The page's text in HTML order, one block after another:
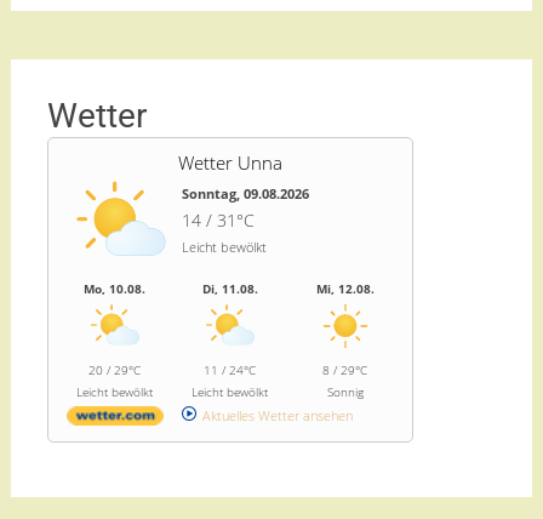
Wetter
Wetter Unna
Sonntag, 09.08.2026
14 / 31°C
Leicht bewölkt
Mo, 10.08.
20 / 29°C
Leicht bewölkt
Di, 11.08.
11 / 24°C
Leicht bewölkt
Mi, 12.08.
8 / 29°C
Sonnig
Aktuelles Wetter ansehen